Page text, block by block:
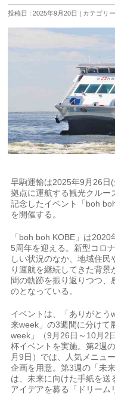
投稿日 : 2025年9月20日 カテゴリ
早駒運輸は2025年9月26日
拠点に運航する観光クルー
記念したイベント「boh
を開催する。
「boh boh KOBE」は
5周年を迎える。新型コロ
しい状況のなか、地域住民
り運航を継続してきた背
間の軌跡を振り返りつつ、
のとなっている。
イベントは、「ありがとう
来week」の3週間に分けて
week」（9月26日～10月2
杯イベントを実施。第2週
月9日）では、人気メニュ
企画を用意。第3週の「未
は、未来に向けた手紙を送
アイデアを募る「ドリーム